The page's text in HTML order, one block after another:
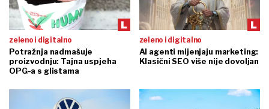
zeleno i digitalno
Potražnja nadmašuje
proizvodnju: Tajna uspjeha
OPG-a s glistama
zeleno i digitalno
AI agenti mijenjaju marketing:
Klasični SEO više nije dovoljan